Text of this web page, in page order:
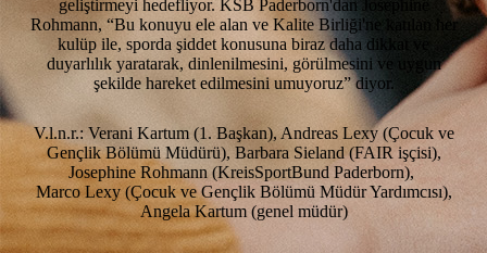
geliştirmeyi hedefliyor. KSB Paderborn'dan Josephine
Rohmann, “Bu konuyu ele alan ve Kalite Birliği'ne katılan her
kulüp ile, sporda şiddet konusuna biraz daha dikkat ve
duyarlılık yaratarak, dinlenilmesini, görülmesini ve uygun
şekilde hareket edilmesini umuyoruz” diyor.
V.l.n.r.: Verani Kartum (1. Başkan), Andreas Lexy (Çocuk ve
Gençlik Bölümü Müdürü), Barbara Sieland (FAIR işçisi),
Josephine Rohmann (KreisSportBund Paderborn),
Marco Lexy (Çocuk ve Gençlik Bölümü Müdür Yardımcısı),
Angela Kartum (genel müdür)